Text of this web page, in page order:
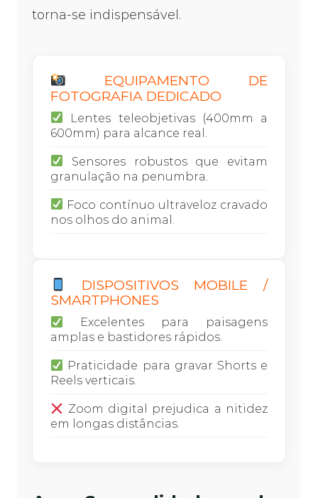
torna-se indispensável.
EQUIPAMENTO DE
FOTOGRAFIA DEDICADO
Lentes teleobjetivas (400mm a
600mm) para alcance real.
Sensores robustos que evitam
granulação na penumbra.
Foco contínuo ultraveloz cravado
nos olhos do animal.
DISPOSITIVOS MOBILE /
SMARTPHONES
Excelentes para paisagens
amplas e bastidores rápidos.
Praticidade para gravar Shorts e
Reels verticais.
Zoom digital prejudica a nitidez
em longas distâncias.